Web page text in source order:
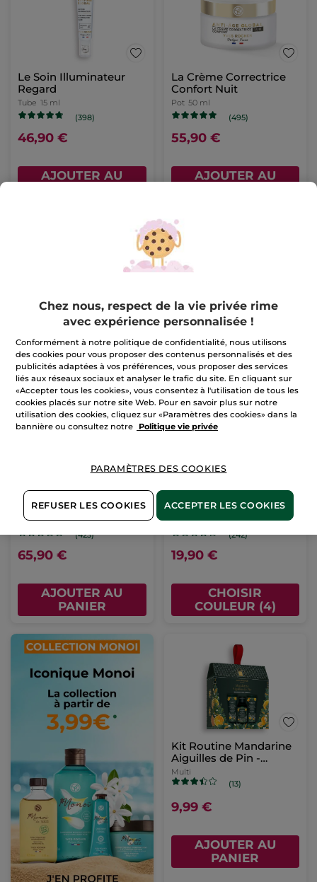
Le Soin Illuminateur
Regard
Tube 15 ml
(398)
46,90 €
AJOUTER AU
La Crème Correctrice
Confort Nuit
Pot 50 ml
(495)
55,90 €
AJOUTER AU
Concentré bi-phase
récupérateur nuit -
Anti-Âge Global
Flacon pipette 30 ml
(423)
65,90 €
AJOUTER AU
PANIER
Rouge Elixir Glow
Stick 3.5 g - 4 teintes
(242)
19,90 €
CHOISIR
COULEUR (4)
Kit Routine Mandarine
Aiguilles de Pin -
Edition limitée
Multi
(13)
9,99 €
AJOUTER AU
PANIER
Chez nous, respect de la vie privée rime
avec expérience personnalisée !
Conformément à notre politique de confidentialité, nous utilisons
des cookies pour vous proposer des contenus personnalisés et des
publicités adaptées à vos préférences, vous proposer des services
liés aux réseaux sociaux et analyser le trafic du site. En cliquant sur
«Accepter tous les cookies», vous consentez à l'utilisation de tous les
cookies placés sur notre site Web. Pour en savoir plus sur notre
utilisation des cookies, cliquez sur «Paramètres des cookies» dans la
bannière ou consultez notre
Politique vie privée
PARAMÈTRES DES COOKIES
REFUSER LES COOKIES ACCEPTER LES COOKIES